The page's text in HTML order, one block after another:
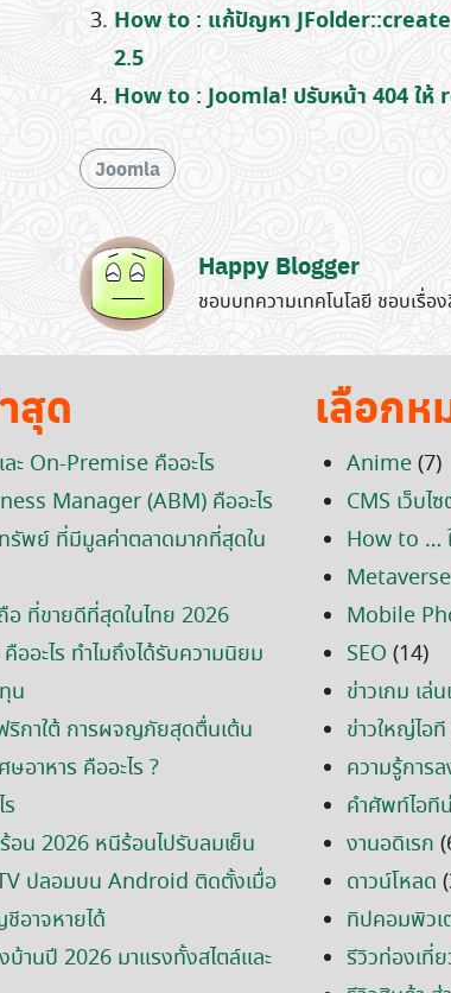
How to : แก้ปัญหา
2.5
How to : Joomla! ปรับหน้า 404 ใ
Joomla
Happy Blogger
ชอบบทความเทคโนโลยี ชอบเรื่
สุด
ะ On-Premise คืออะไร
Manager (ABM) คืออะไร
พย์ ที่มีมูลค่าตลาดมากที่สุดใน
ที่ขายดีที่สุดในไทย 2026
ออะไร ทำไมถึงได้รับความนิยม
น
ริกาใต้ การผจญภัยสุดตื่นเต้น
ษอาหาร คืออะไร ?
อน 2026 หนีร้อนไปรับลมเย็น
ปลอมบน Android ติดตั้งเมื่อ
อาจหายได้
บ้านปี 2026 มาแรงทั้งสไตล์และ
เลือก
Anime(7)
CMS เว็บไ
How to …
Mobile
SEO (14)
ข่าวเกม เล่
ข่าวใหญ่ไอที
ความรู้การ
คำศัพท์ไอที
งานอดิเรก
ดาวน์โหลด
ทิปคอมพิวเ
รีวิวท่องเที่